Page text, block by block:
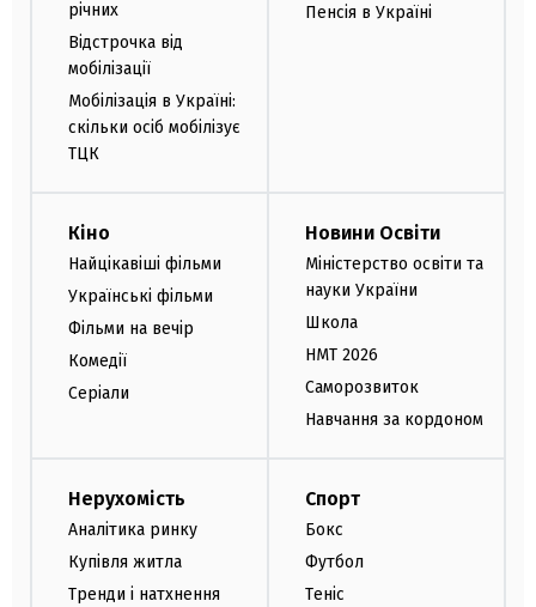
річних
Відстрочка від
мобілізації
Мобілізація в Україні:
скільки осіб мобілізує
ТЦК
Пенсія в Україні
Кіно
Найцікавіші фільми
Українські фільми
Фільми на вечір
Комедії
Серіали
Новини Освіти
Міністерство освіти та
науки України
Школа
НМТ 2026
Саморозвиток
Навчання за кордоном
Нерухомість
Аналітика ринку
Купівля житла
Тренди і натхнення
Спорт
Бокс
Футбол
Теніс